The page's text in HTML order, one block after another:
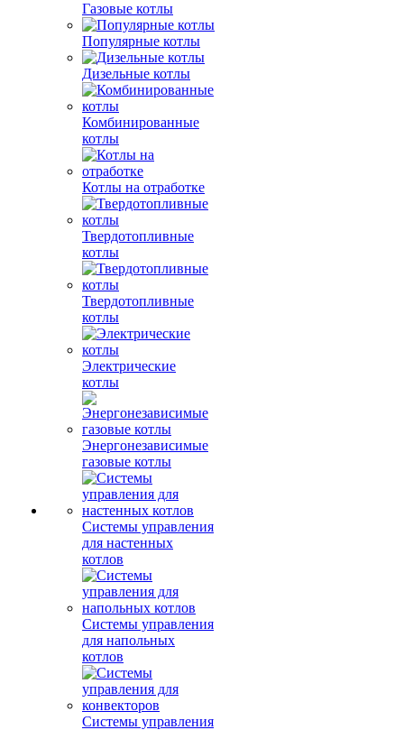
Газовые котлы
Популярные котлы
Дизельные котлы
Комбинированные
котлы
Котлы на отработке
Твердотопливные
котлы
Твердотопливные
котлы
Электрические
котлы
Энергонезависимые
газовые котлы
Системы управления
для настенных
котлов
Системы управления
для напольных
котлов
Системы управления